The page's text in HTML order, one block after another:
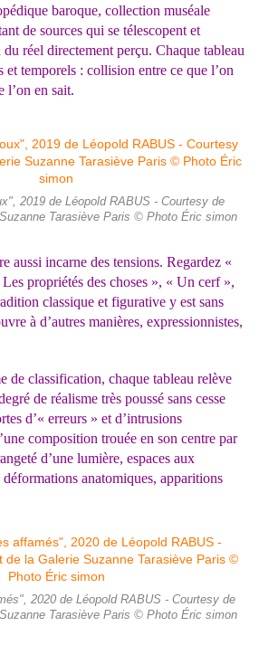
baroque, collection muséale
de sources qui se télescopent et
réel directement perçu. Chaque tableau
et temporels : collision entre ce que l’on
l’on en sait.
2019 de Léopold RABUS - Courtesy de
Tarasiève Paris © Photo Éric simon
aussi incarne des tensions. Regardez «
propriétés des choses », « Un cerf »,
classique et figurative y est sans
à d’autres manières, expressionnistes,
de classification, chaque tableau relève
de réalisme très poussé sans cesse
d’« erreurs » et d’intrusions
composition trouée en son centre par
d’une lumière, espaces aux
anatomiques, apparitions
2020 de Léopold RABUS - Courtesy de
Tarasiève Paris © Photo Éric simon